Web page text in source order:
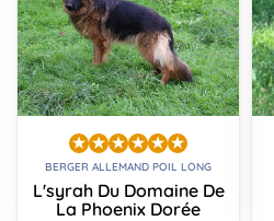
BERGER ALLEMAND POIL LONG
L'syrah Du Domaine De
La Phoenix Dorée